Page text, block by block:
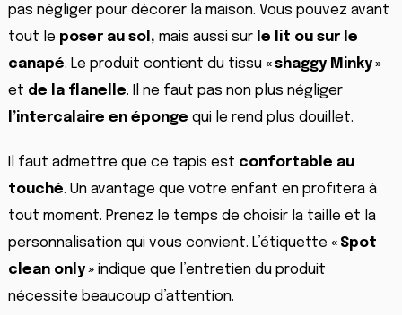
pas négliger pour décorer la maison. Vous pouvez avant
tout le poser au sol, mais aussi sur le lit ou sur le
canapé. Le produit contient du tissu « shaggy Minky »
et de la flanelle. Il ne faut pas non plus négliger
l’intercalaire en éponge qui le rend plus douillet.
Il faut admettre que ce tapis est confortable au
touché. Un avantage que votre enfant en profitera à
tout moment. Prenez le temps de choisir la taille et la
personnalisation qui vous convient. L’étiquette « Spot
clean only »indique que l’entretien du produit
nécessite beaucoup d’attention.